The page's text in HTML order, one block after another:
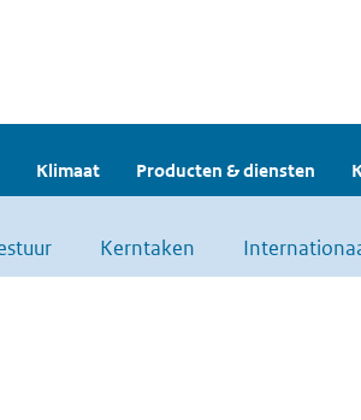
Klimaat Producten & diensten
Kerntaken